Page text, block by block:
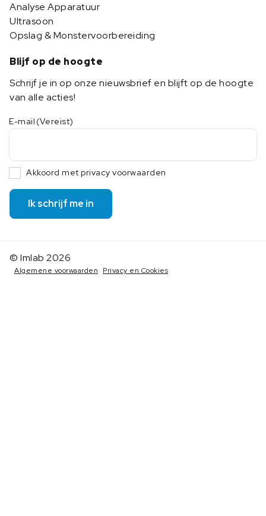
Analyse Apparatuur
Ultrasoon
Opslag & Monstervoorbereiding
Blijf op de hoogte
Schrijf je in op onze nieuwsbrief en blijft op de hoogte
van alle acties!
E-mail (Vereist)
Akkoord met privacy voorwaarden
Ik schrijf me in
© Imlab 2026
Algemene voorwaarden Privacy en Cookies